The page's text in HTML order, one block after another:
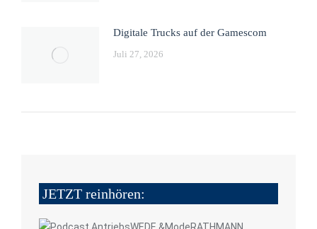
Digitale Trucks auf der Gamescom
Juli 27, 2026
JETZT reinhören: